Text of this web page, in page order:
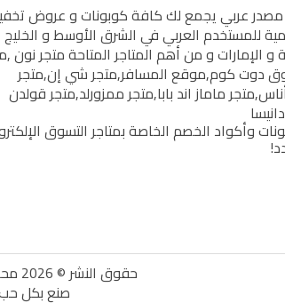
عربي يجمع لك كافة كوبونات و عروض
للمستخدم العربي في الشرق الأوسط و الخليج
الإمارات و من أهم المتاجر المتاحةمتجر نون,
دوت كوم,موقع المسافر,متجر شي إن,متجر
,متجر ماماز اند بابا,متجر ممزورلد,متجر قولدن
وأكواد الخصم الخاصة بمتاجر التسوق
حقوق النشر © 2026 محطة الكوبونات. جميع الحقوق محفوظة.
صنع بكل